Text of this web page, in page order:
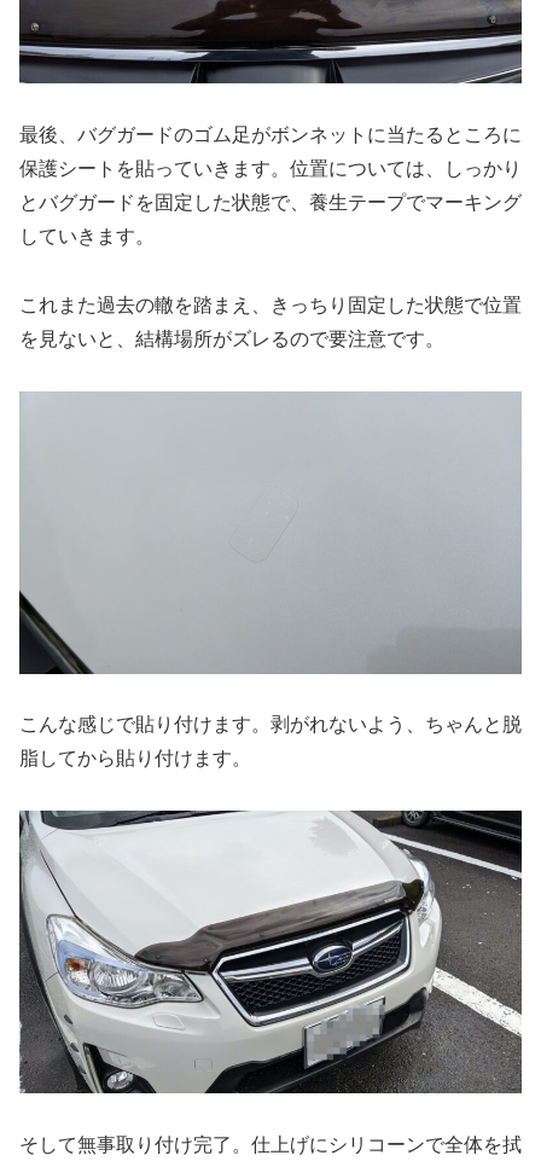
最後、バグガードのゴム足がボンネットに当たるところに
保護シートを貼っていきます。位置については、しっかり
とバグガードを固定した状態で、養生テープでマーキング
していきます。
これまた過去の轍を踏まえ、きっちり固定した状態で位置
を見ないと、結構場所がズレるので要注意です。
こんな感じで貼り付けます。剥がれないよう、ちゃんと脱
脂してから貼り付けます。
そして無事取り付け完了。仕上げにシリコーンで全体を拭